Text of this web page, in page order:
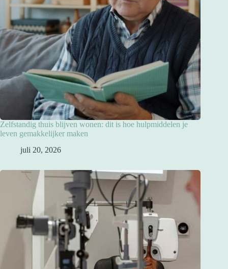
Zelfstandig thuis blijven wonen: dit is hoe hulpmiddelen je
leven gemakkelijker maken
juli 20, 2026